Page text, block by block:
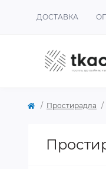
ДОСТАВКА
Простирадла